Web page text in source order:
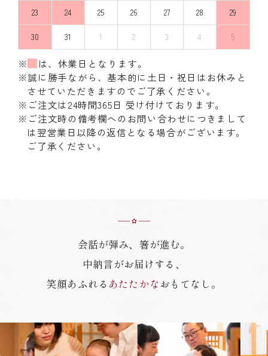
23 24 25 26 27 28 29
30 31 1 2 3 4 5
※
は、休業日となります。
※誠に勝手ながら、基本的に土日・祝日はお休みと
させていただきますのでご了承ください。
※ご注文は24時間365日 受け付けております。
※ご注文時の備考欄へのお問い合わせにつきまして
は翌営業日以降の返信となる場合がございます。
ご了承ください。
会話が弾み、箸が進む。
中納言がお届けする、
笑顔あふれる あたたかな おもてなし。